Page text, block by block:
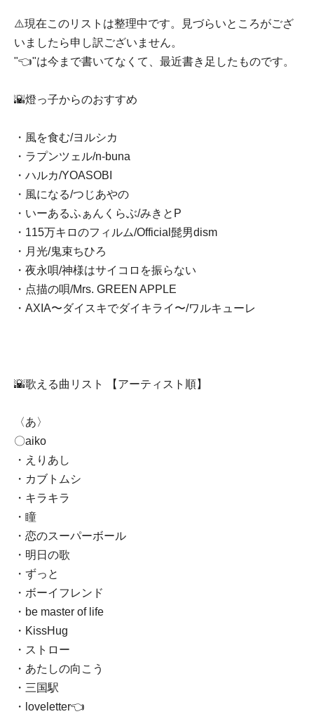
⚠️現在このリストは整理中です。見づらいところがござ
いましたら申し訳ございません。
"👈"は今まで書いてなくて、最近書き足したものです。
🌇燈っ子からのおすすめ
・風を食む/ヨルシカ
・ラプンツェル/n-buna
・ハルカ/YOASOBI
・風になる/つじあやの
・いーあるふぁんくらぶ/みきとP
・115万キロのフィルム/Official髭男dism
・月光/鬼束ちひろ
・夜永唄/神様はサイコロを振らない
・点描の唄/Mrs. GREEN APPLE
・AXIA〜ダイスキでダイキライ〜/ワルキューレ
🌇歌える曲リスト 【アーティスト順】
〈あ〉
〇aiko
・えりあし
・カブトムシ
・キラキラ
・瞳
・恋のスーパーボール
・明日の歌
・ずっと
・ボーイフレンド
・be master of life
・KissHug
・ストロー
・あたしの向こう
・三国駅
・loveletter👈